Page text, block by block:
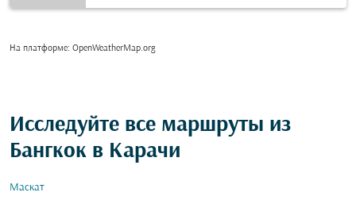
На платформе: OpenWeatherMap.org
Исследуйте все маршруты из
Бангкок в Карачи
Маскат